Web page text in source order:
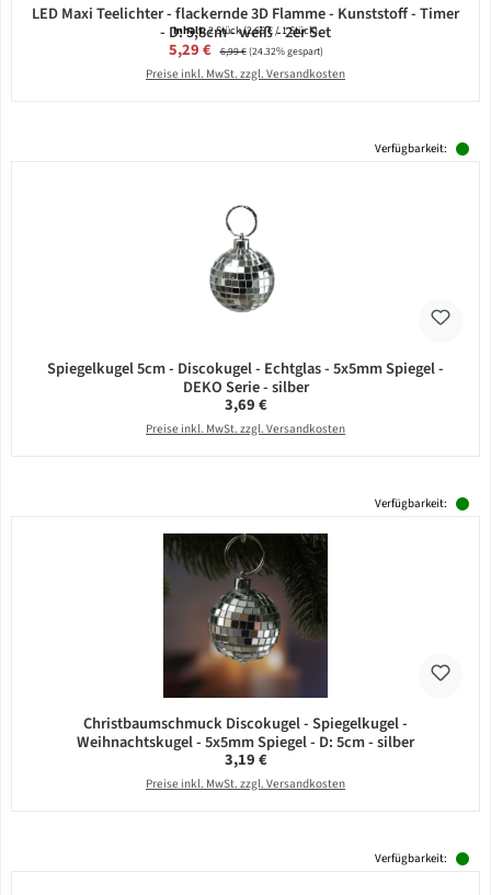
LED Maxi Teelichter - flackernde 3D Flamme - Kunststoff - Timer
- D: 5,8cm - weiß - 2er Set
Inhalt:2 Stück(2,65 € / 1 Stück)
Verkaufspreis:
5,29 € Regulärer Preis:
6,99 €(24.32% gespart)
Preise inkl. MwSt. zzgl. Versandkosten
Verfügbarkeit:
Spiegelkugel 5cm - Discokugel - Echtglas - 5x5mm Spiegel -
DEKO Serie - silber
Regulärer Preis:
3,69 €
Preise inkl. MwSt. zzgl. Versandkosten
Verfügbarkeit:
Christbaumschmuck Discokugel - Spiegelkugel -
Weihnachtskugel - 5x5mm Spiegel - D: 5cm - silber
Regulärer Preis:
3,19 €
Preise inkl. MwSt. zzgl. Versandkosten
Verfügbarkeit: